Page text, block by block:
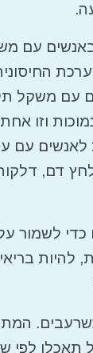
עם
עם משקל
וזו
לאנשים עם
דם,
לשמור
להיות
תאכלו לפי